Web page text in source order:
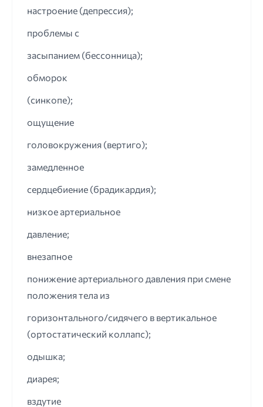
настроение (депрессия);
проблемы с
засыпанием (бессонница);
обморок
(синкопе);
ощущение
головокружения (вертиго);
замедленное
сердцебиение (брадикардия);
низкое артериальное
давление;
внезапное
понижение артериального давления при смене
положения тела из
горизонтального/сидячего в вертикальное
(ортостатический коллапс);
одышка;
диарея;
вздутие